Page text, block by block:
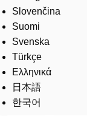
Slovenčina
Suomi
Svenska
Türkçe
Ελληνικά
日本語
한국어